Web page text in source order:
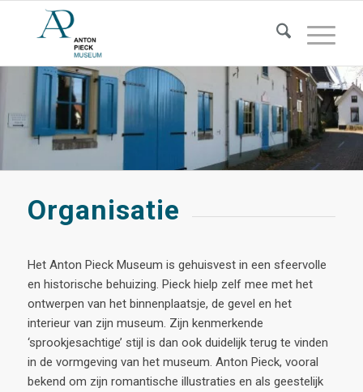
Organisatie
Het Anton Pieck Museum is gehuisvest in een sfeervolle
en historische behuizing. Pieck hielp zelf mee met het
ontwerpen van het binnenplaatsje, de gevel en het
interieur van zijn museum. Zijn kenmerkende
‘sprookjesachtige’ stijl is dan ook duidelijk terug te vinden
in de vormgeving van het museum. Anton Pieck, vooral
bekend om zijn romantische illustraties en als geestelijk